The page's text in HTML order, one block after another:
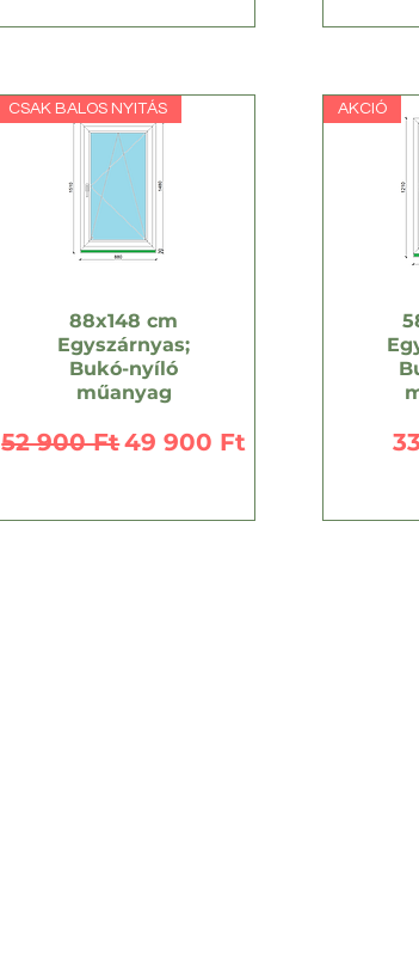
CSAK BALOS NYITÁS
88x148 cm
Egyszárnyas;
Bukó-nyíló
műanyag
Szokásos ár
52 900 FtAkciós ár
49 900 Ft
AKCIÓ
Ár